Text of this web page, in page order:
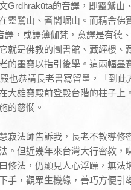
Gṛdhrakūṭa的音譯，即靈鷲山
靈鷲山、耆闍崛山。而精舍佛
，或譯薄伽梵，意譯是有德
就是佛教的圖書館、藏經樓、
的墨寶以指引後學。這兩幅墨
也恭請長老書寫留墨，「到此
大雄寶殿前登殿台階的柱子上
的慈憫。
寂法師告訴我，長老不教導修
。但近幾年來台灣大行密教，
修法，仍顯見人心浮躁，無法
手，觀眾生機緣，善巧方便引